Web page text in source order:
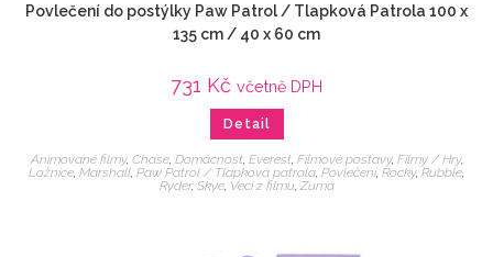
Povlečení do postýlky Paw Patrol / Tlapková Patrola 100 x
135 cm / 40 x 60 cm
731 Kč včetně DPH
Detail
Animované filmy, Chase, Domácnost, Everest, Filmové postavy, Filmy / Hry,
Ložnice, Marshall, Paw Patrol / Tlapková patrola, Povlečení, Rocky, Rubble,
Ryder, Skye, Veci z filmu,Zuma